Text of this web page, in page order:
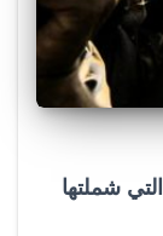
شملتها